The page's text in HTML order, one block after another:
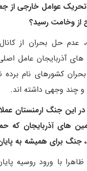
تحریک عوامل خارجی از
از وخامت رسید؟
عدم حل بحران از
های آذربایجان عامل
کشورهای نام برده
چند وجهی داشته اند‌.
این جنگ ارمنستان
های آذربایجان که
جنگ برای همیشه به
با ورود روسیه